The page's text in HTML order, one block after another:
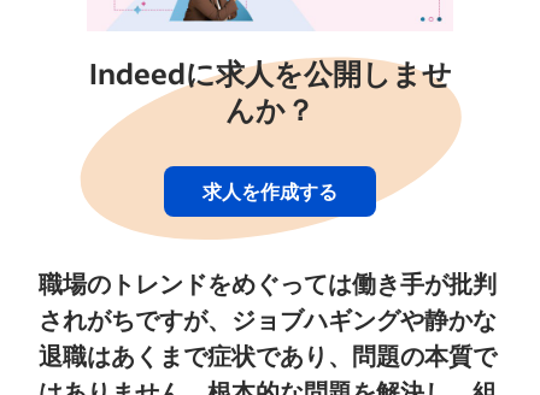
Indeedに求人を公開しませ
んか？
求人を作成する
職場のトレンドをめぐっては働き手が批判
されがちですが、ジョブハギングや静かな
退職はあくまで症状であり、問題の本質で